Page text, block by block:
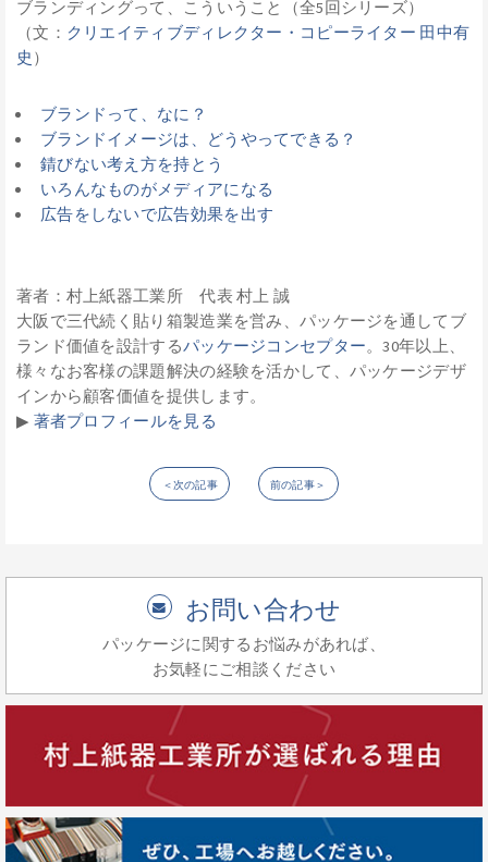
ブランディングって、こういうこと（全5回シリーズ）
（文： クリエイティブディレクター・コピーライター 田中有
史 ）
ブランドって、なに？
ブランドイメージは、どうやってできる？
錆びない考え方を持とう
いろんなものがメディアになる
広告をしないで広告効果を出す
著者：村上紙器工業所 代表 村上 誠
大阪で三代続く貼り箱製造業を営み、パッケージを通してブ
ランド価値を設計するパッケージコンセプター。30年以上、
様々なお客様の課題解決の経験を活かして、パッケージデザ
インから顧客価値を提供します。
▶︎ 著者プロフィールを見る
＜次の記事 前の記事＞
お問い合わせ
パッケージに関するお悩みがあれば、
お気軽にご相談ください